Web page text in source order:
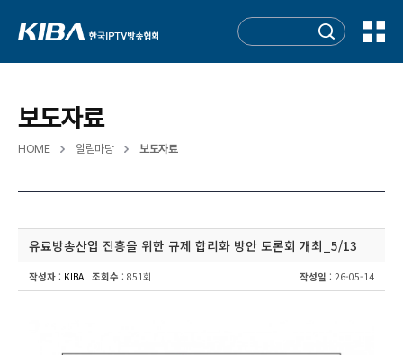
보도자료
HOME 알림마당 보도자료
유료방송산업 진흥을 위한 규제 합리화 방안 토론회 개최_5/13
작성자 : KIBA 조회수 : 851회 작성일 : 26-05-14